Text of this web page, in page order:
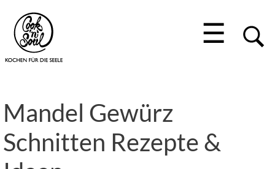
☰
Mandel Gewürz
Schnitten Rezepte &